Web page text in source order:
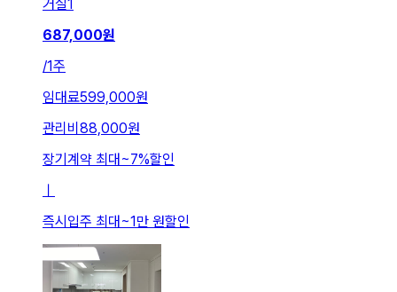
거실1
687,000원
/1주
임대료599,000원
관리비 88,000원
장기계약 최대~7%할인
ㅣ
즉시입주 최대~1만 원할인